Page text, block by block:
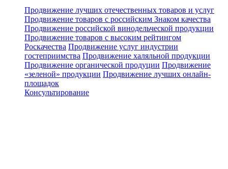
Продвижение лучших отечественных товаров и услуг
Продвижение товаров с российским Знаком качества
Продвижение российской винодельческой продукции
Продвижение товаров с высоким рейтингом
Роскачества Продвижение услуг индустрии
гостеприимства Продвижение халяльной продукции
Продвижение органической продуции Продвижение
«зеленой» продукции Продвижение лучших онлайн-
площадок
Консультирование